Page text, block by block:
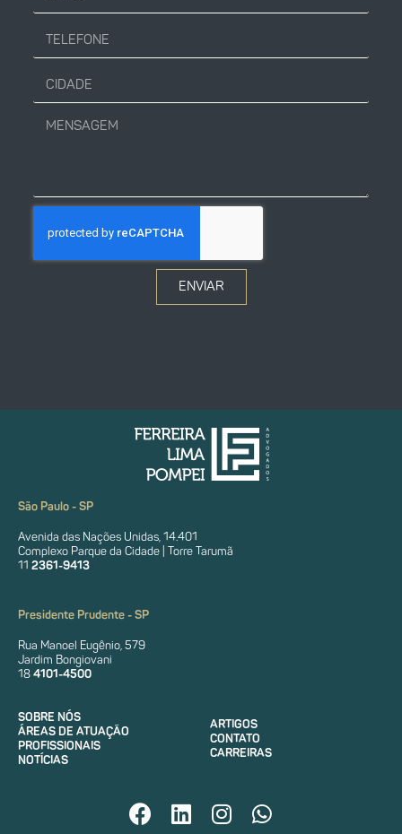
ENVIAR
São Paulo - SP
Avenida das Nações Unidas, 14.401
Complexo Parque da Cidade | Torre Tarumã
11 2361-9413
Presidente Prudente - SP
Rua Manoel Eugênio, 579
Jardim Bongiovani
18 4101-4500
SOBRE NÓS
ÁREAS DE ATUAÇÃO
PROFISSIONAIS
NOTÍCIAS
ARTIGOS
CONTATO
CARREIRAS